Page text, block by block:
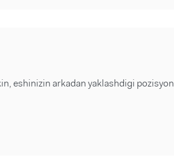
eshinizin arkadan yaklashdigi pozisyon